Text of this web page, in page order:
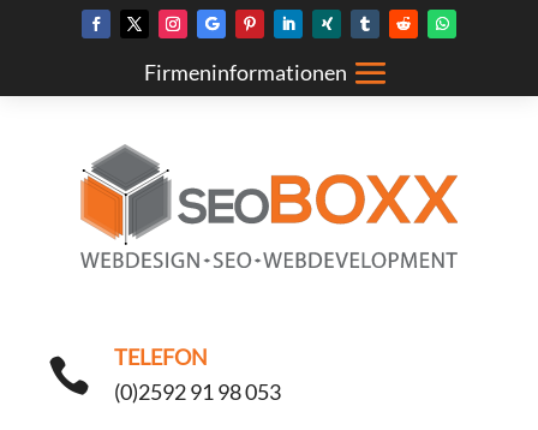

TELEFON
(0)2592 91 98 053